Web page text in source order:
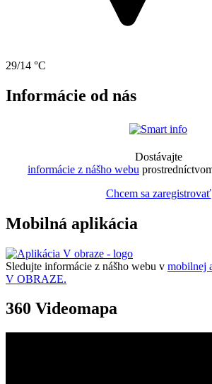
29/14 °C
Informácie od nás
Dostávajte
informácie z nášho webu
Chcem sa zaregistrovať
Mobilná aplikácia
Sledujte informácie z nášho webu v mobilnej
V OBRAZE.
360 Videomapa